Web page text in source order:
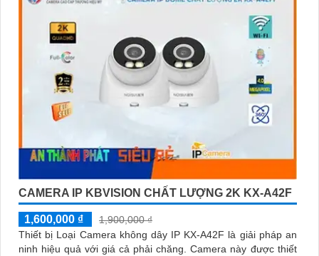
CAMERA IP KBVISION CHẤT LƯỢNG 2K KX-A42F
1,600,000 ₫
1,900,000 ₫
Thiết bị Loại Camera không dây IP KX-A42F là giải pháp an
ninh hiệu quả với giá cả phải chăng. Camera này được thiết